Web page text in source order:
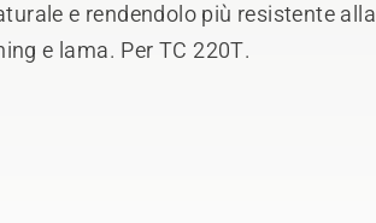
e rendendolo più resistente alla
e lama. Per TC 220T.